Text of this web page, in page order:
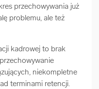
przechowywania już
problemu, ale też
kadrowej to brak
niekompletne
terminami retencji.